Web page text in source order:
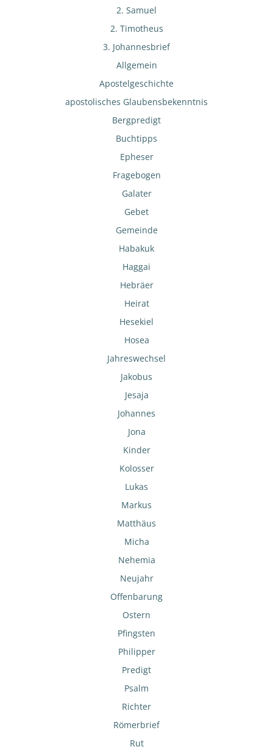
2. Samuel
2. Timotheus
3. Johannesbrief
Allgemein
Apostelgeschichte
apostolisches Glaubensbekenntnis
Bergpredigt
Buchtipps
Epheser
Fragebogen
Galater
Gebet
Gemeinde
Habakuk
Haggai
Hebräer
Heirat
Hesekiel
Hosea
Jahreswechsel
Jakobus
Jesaja
Johannes
Jona
Kinder
Kolosser
Lukas
Markus
Matthäus
Micha
Nehemia
Neujahr
Offenbarung
Ostern
Pfingsten
Philipper
Predigt
Psalm
Richter
Römerbrief
Rut